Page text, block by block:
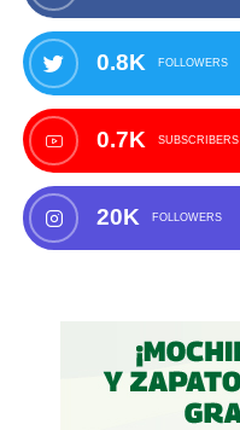
0.8K FOLLOWERS
0.7K SUBSCRIBERS
20K FOLLOWERS